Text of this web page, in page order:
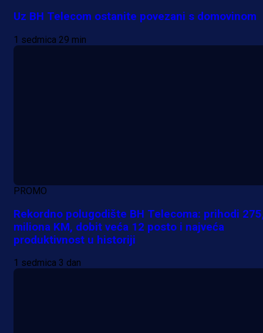
Uz BH Telecom ostanite povezani s domovinom
1 sedmica 29 min
PROMO
Rekordno polugodište BH Telecoma: prihodi
miliona KM, dobit veća 12 posto i najveća
produktivnost u historiji
1 sedmica 3 dan